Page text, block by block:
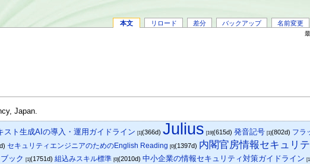
本文 リロード 差分 バックアップ 名前変更
Japan.
スト生成AIの導入・運用ガイドライン [1](366d)Julius [19](615d)発音記号 [1](802d) フラ
セキュリティエンジニアのためのEnglish Reading [0](1397d) 内閣官房情報セキュリ
ック
[1](1751d)組込みスキル標準 [0](2010d)中小企業の情報セキュリティ対策ガイドライン